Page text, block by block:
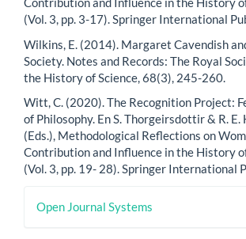
(Vol. 3, pp. 3-17). Springer International
Wilkins, E. (2014). Margaret Cavendish
Society. Notes and Records: The Royal
the History of Science, 68(3), 245-260.
Witt, C. (2020). The Recognition Project:
of Philosophy. En S. Thorgeirsdottir & R. E.
(Eds.), Methodological Reflections on
Contribution and Influence in the History
(Vol. 3, pp. 19- 28). Springer International
Desarrollado
Open Journal Systems